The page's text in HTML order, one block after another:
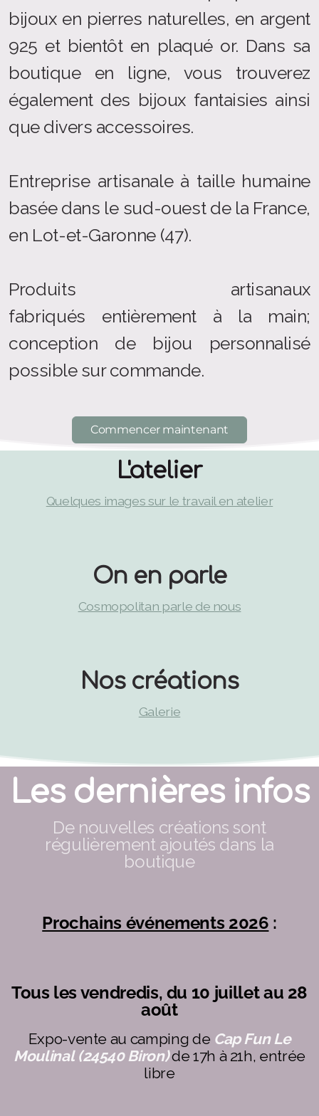
bijoux en pierres naturelles, en argent
925 et bientôt en plaqué or. Dans sa
boutique en ligne, vous trouverez
également des bijoux fantaisies ainsi
que divers accessoires.
Entreprise artisanale à taille humaine
basée dans le sud-ouest de la France,
en Lot-et-Garonne (47).
Produits artisanaux
fabriqués entièrement à la main;
conception de bijou personnalisé
possible sur commande.
Commencer maintenant
L'atelier
Quelques images sur le travail en atelier
On en parle
Cosmopolitan parle de nous
Nos créations
Galerie
Les dernières infos
De nouvelles créations sont
régulièrement ajoutés dans la
boutique
Prochains événements 2026 :
Tous les vendredis, du 10 juillet au 28
août
Expo-vente au camping de Cap Fun Le
Moulinal (24540 Biron)de 17h à 21h, entrée
libre